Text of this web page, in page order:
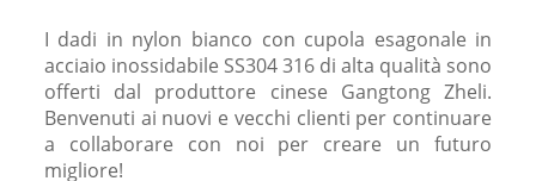
I dadi in nylon bianco con cupola esagonale in
acciaio inossidabile SS304 316 di alta qualità sono
offerti dal produttore cinese Gangtong Zheli.
Benvenuti ai nuovi e vecchi clienti per continuare
a collaborare con noi per creare un futuro
migliore!